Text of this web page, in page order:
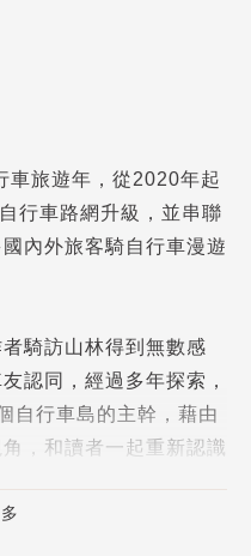
車旅遊年，從2020年起
行車路網升級，並串聯
內外旅客騎自行車漫遊
騎訪山林得到無數感
認同，經過多年探索，
自行車島的主幹，藉由
，和讀者一起重新認識
台灣單車旅行的經典路